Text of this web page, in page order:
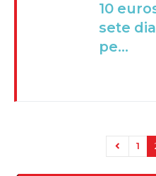
10
sete
pe...
1